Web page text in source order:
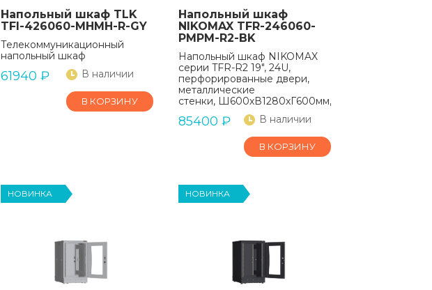
Напольный шкаф TLK
TFI-426060-MHMH-R-GY
Телекоммуникационный
напольный шкаф
61940 ₽ В наличии
В КОРЗИНУ
Напольный шкаф
NIKOMAX TFR-246060-
PMPM-R2-BK
Напольный шкаф NIKOMAX
серии TFR-R2 19", 24U,
перфорированные двери,
металлические
стенки, Ш600хВ1280хГ600мм, в разобранном
85400 ₽ В наличии
В КОРЗИНУ
НОВИНКА НОВИНКА